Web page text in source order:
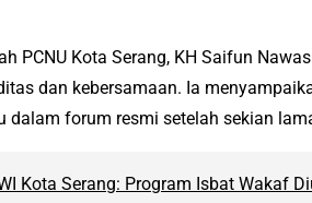
PCNU Kota Serang, KH Saifun
dan kebersamaan. Ia
dalam forum resmi setelah sekian
Kota Serang: Program Isbat Wakaf